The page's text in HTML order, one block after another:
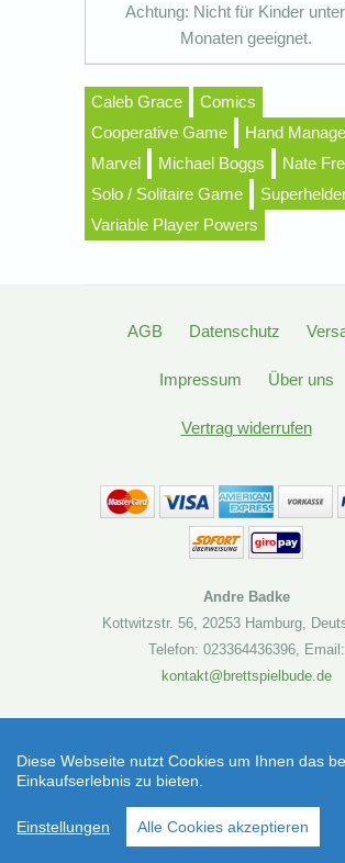
Achtung: Nicht für Kinder
Monaten geeignet.
Caleb Grace
Comics
Cooperative Game
Hand
Marvel
Michael Boggs
Nate
Solo / Solitaire Game
Variable Player Powers
AGB Datenschutz
Impressum Über uns
Vertrag widerrufen
Andre Badke
Kottwitzstr. 56 20253 Hamburg
Telefon: 023364436396, Email:
kontakt@brettspielbude.de
Marvel Champions: Das Kartenspiel -
Takeover Fantasy Flight Games
Diese Webseite nutzt Cookies um Ihnen das
Einkaufserlebnis zu bieten.
Einstellungen Alle Cookies akzeptieren
SEHR GUT (4.86 / 5)
aus
Bewertungen bei: shopvote.de ⓘ
Informationen zur Echtheit der Bewertungen